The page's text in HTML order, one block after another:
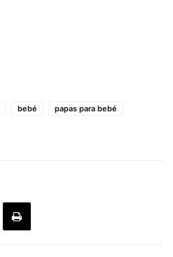
bebé
papas para bebé